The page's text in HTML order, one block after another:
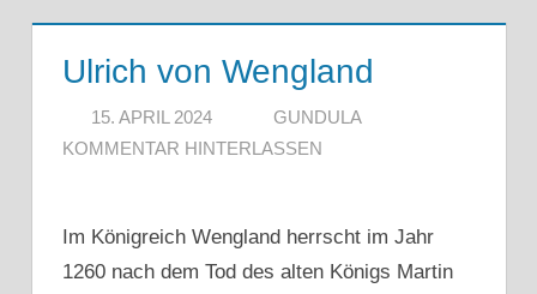
Ulrich von Wengland
15. APRIL 2024
GUNDULA
KOMMENTAR HINTERLASSEN
Im Königreich Wengland herrscht im Jahr
1260 nach dem Tod des alten Königs Martin